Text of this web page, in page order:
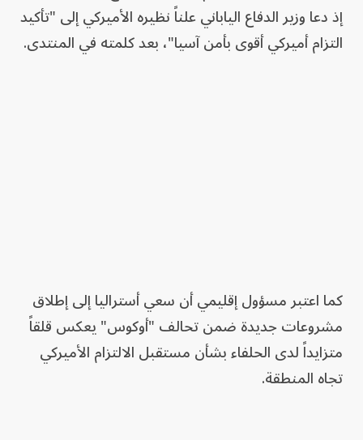
إذ دعا وزير الدفاع الياباني علناً نظيره الأميركي إلى "تأكيد
التزام أميركي أقوى بأمن آسيا"، بعد كلمته في المنتدى.
كما اعتبر مسؤول إقليمي أن سعي أستراليا إلى إطلاق
مشروعات جديدة ضمن تحالف "أوكوس" يعكس قلقاً
متزايداً لدى الحلفاء بشأن مستقبل الالتزام الأميركي
تجاه المنطقة.